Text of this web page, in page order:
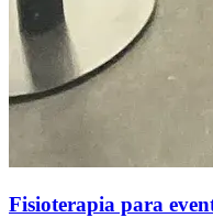
Fisioterapia para